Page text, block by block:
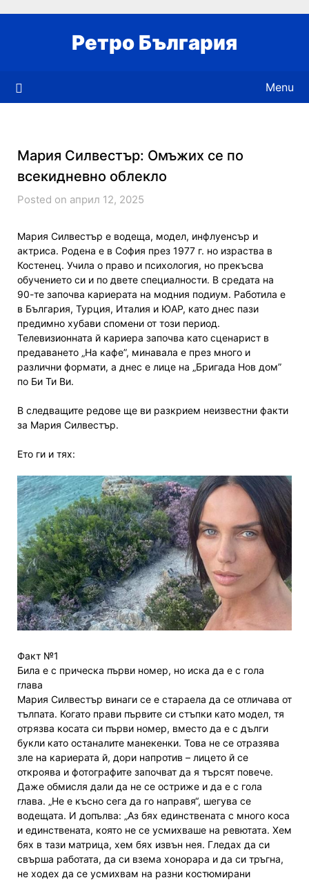
Ретро България
Menu
Мария Силвестър: Омъжих се по
всекидневно облекло
Posted on април 12, 2025
Мария Силвестър е водеща, модел, инфлуенсър и
актриса. Родена е в София през 1977 г. но израства в
Костенец. Учила о право и психология, но прекъсва
обучението си и по двете специалности. В средата на
90-те започва кариерата на модния подиум. Работила е
в България, Турция, Италия и ЮАР, като днес пази
предимно хубави спомени от този период.
Телевизионната й кариера започва като сценарист в
предаването „На кафе”, минавала е през много и
различни формати, а днес е лице на „Бригада Нов дом”
по Би Ти Ви.
В следващите редове ще ви разкрием неизвестни факти
за Мария Силвестър.
Ето ги и тях:
Факт №1
Била е с прическа първи номер, но иска да е с гола
глава
Мария Силвестър винаги се е стараела да се отличава от
тълпата. Когато прави първите си стъпки като модел, тя
отрязва косата си първи номер, вместо да е с дълги
букли като останалите манекенки. Това не се отразява
зле на кариерата й, дори напротив – лицето й се
откроява и фотографите започват да я търсят повече.
Даже обмисля дали да не се остриже и да е с гола
глава. „Не е късно сега да го направя“, шегува се
водещата. И допълва: „Аз бях единствената с много коса
и единствената, която не се усмихваше на ревютата. Хем
бях в тази матрица, хем бях извън нея. Гледах да си
свърша работата, да си взема хонорара и да си тръгна,
не ходех да се усмихвам на разни костюмирани